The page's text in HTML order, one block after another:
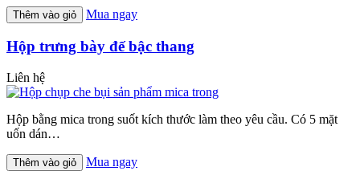
Thêm vào giỏ Mua ngay
Hộp trưng bày đế bậc thang
Liên hệ
Hộp bằng mica trong suốt kích thước làm theo yêu cầu. Có 5 mặt
uốn dán…
Thêm vào giỏ Mua ngay